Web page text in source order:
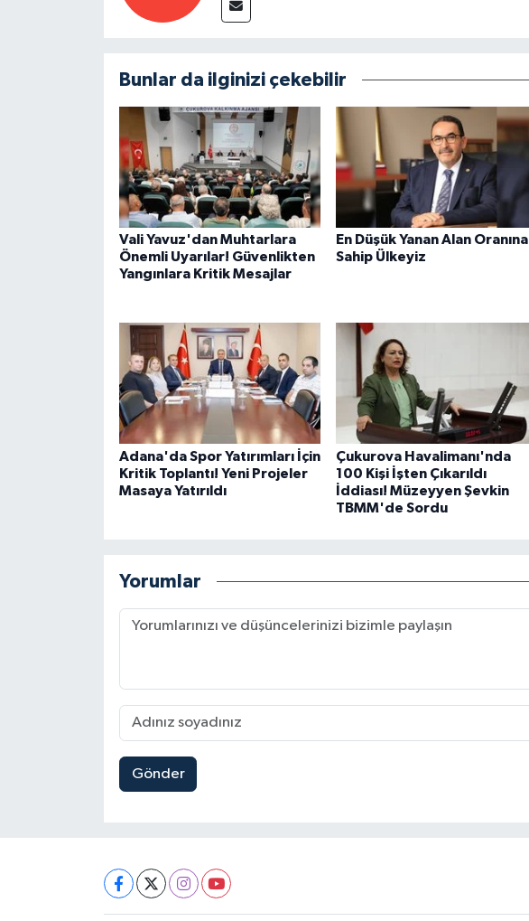
Bunlar da ilginizi çekebilir
Vali Yavuz'dan Muhtarlara
Önemli Uyarılar! Güvenlikten
Yangınlara Kritik Mesajlar
En Düşük Yanan Alan Oranına
Sahip Ülkeyiz
Adana'da Spor Yatırımları İçin
Kritik Toplantı! Yeni Projeler
Masaya Yatırıldı
Çukurova Havalimanı'nda
100 Kişi İşten Çıkarıldı
İddiası! Müzeyyen Şevkin
TBMM'de Sordu
Yorumlar
Gönder